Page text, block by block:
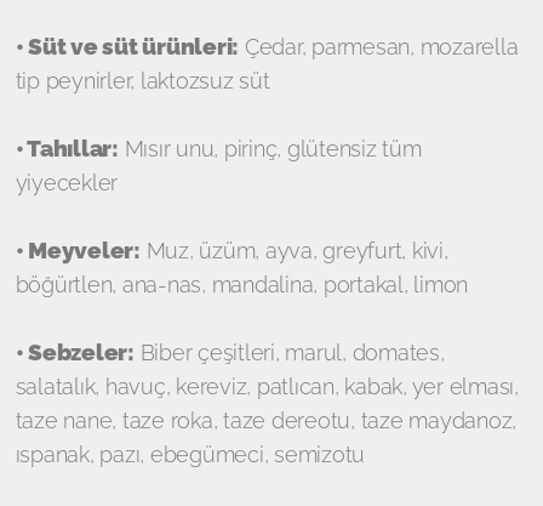
• Süt ve süt ürünleri: Çedar, parmesan, mozarella
tip peynirler, laktozsuz süt
• Tahıllar: Mısır unu, pirinç, glütensiz tüm
yiyecekler
• Meyveler: Muz, üzüm, ayva, greyfurt, kivi,
böğürtlen, ana-nas, mandalina, portakal, limon
• Sebzeler: Biber çeşitleri, marul, domates,
salatalık, havuç, kereviz, patlıcan, kabak, yer elması,
taze nane, taze roka, taze dereotu, taze maydanoz,
ıspanak, pazı, ebegümeci, semizotu